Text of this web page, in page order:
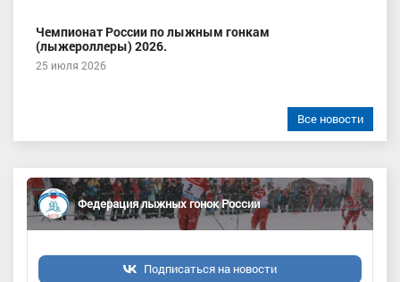
Чемпионат России по лыжным гонкам
(лыжероллеры) 2026.
25 июля 2026
Все новости
Федерация лыжных гонок России
Подписаться на новости